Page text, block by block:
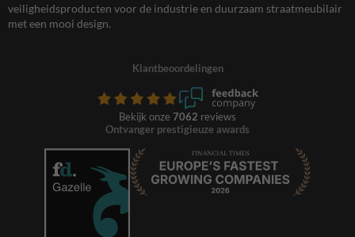
veiligheidsproducten voor de industrie en duurzaam straatmeubilair
met een mooi design.
Klantbeoordelingen
Bekijk onze 7062 reviews
Ontvanger prestigieuze awards